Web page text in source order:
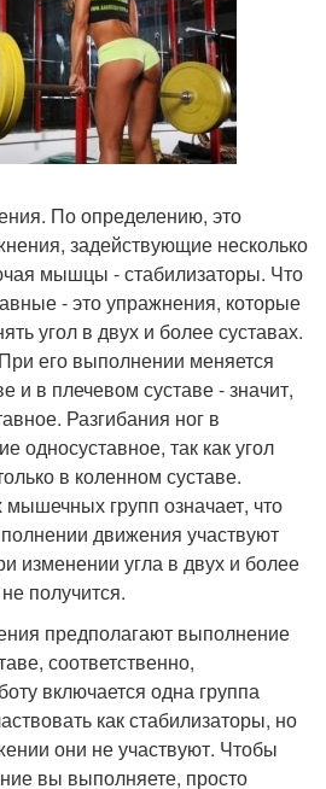
По определению, это
задействующие несколько
мышцы - стабилизаторы. Что
- это упражнения, которые
угол в двух и более суставах.
его выполнении меняется
и в плечевом суставе - значит,
Разгибания ног в
односуставное, так как угол
в коленном суставе.
групп означает, что
движения участвуют
изменении угла в двух и более
получится.
предполагают выполнение
соответственно,
включается одна группа
как стабилизаторы, но
они не участвуют. Чтобы
вы выполняете, просто